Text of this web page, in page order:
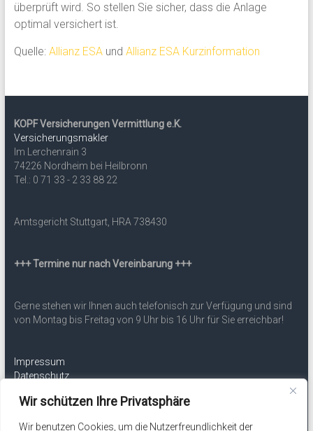
Wir schützen Ihre Privatsphäre
Wir benutzen Cookies, um die Nutzerfreundlichkeit der
überprüft wird. So stellen Sie sicher, dass die Anlage
optimal versichert ist.
Quelle: Allianz ESAund Allianz ESA Kurzinformation
KOPF Versicherungen Vermittlung e.K.
Versicherungsmakler
Im Lerchenrain 3
74226 Nordheim bei Heilbronn
Tel.: 0 71 33 - 2 33 88 22
Amtsgericht Stuttgart, HRA 738430
+++ Termine nur nach Vereinbarung +++
Gerne stehen wir Ihnen auch telefonisch zur Verfügung und sind
von Montag bis Freitag von 9 Uhr bis 16 Uhr für Sie erreichbar!
Impressum
Datenschutz